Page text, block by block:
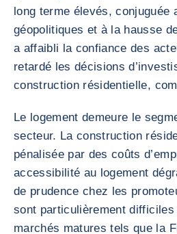
long terme élevés, conjuguée
géopolitiques et à la hausse
a affaibli la confiance des
retardé les décisions
construction résidentielle,
Le logement demeure le
secteur. La construction
pénalisée par des coûts
accessibilité au logement
de prudence chez les
sont particulièrement
marchés matures tels que la